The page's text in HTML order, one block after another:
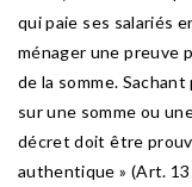
qui paie ses salariés
ménager une preuve
de la somme.
sur une somme ou
décret doit être
authentique » (Art.